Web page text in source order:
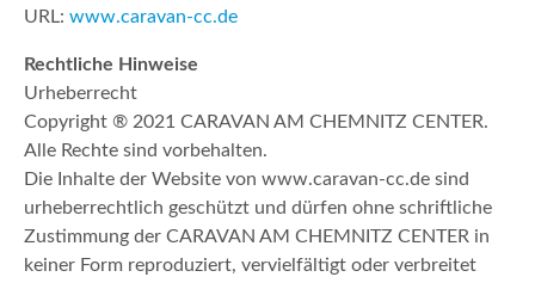
URL: www.caravan-cc.de
Rechtliche Hinweise
Urheberrecht
Copyright ® 2021 CARAVAN AM CHEMNITZ CENTER.
Alle Rechte sind vorbehalten.
Die Inhalte der Website von www.caravan-cc.de sind
urheberrechtlich geschützt und dürfen ohne schriftliche
Zustimmung der CARAVAN AM CHEMNITZ CENTER in
keiner Form reproduziert, vervielfältigt oder verbreitet